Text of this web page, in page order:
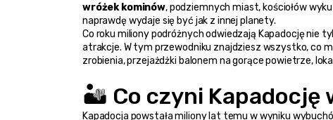
wróżek kominów, podziemnych miast, kościołów
naprawdę wydaje się być jak z innej planety.
Co roku miliony podróżnych odwiedzają Kapadocję nie
atrakcje. W tym przewodniku znajdziesz wszystko, co
zrobienia, przejażdżki balonem na gorące powietrze,
🏜️ Co czyni Kapadocję
Kapadocja powstała miliony lat temu w wyniku